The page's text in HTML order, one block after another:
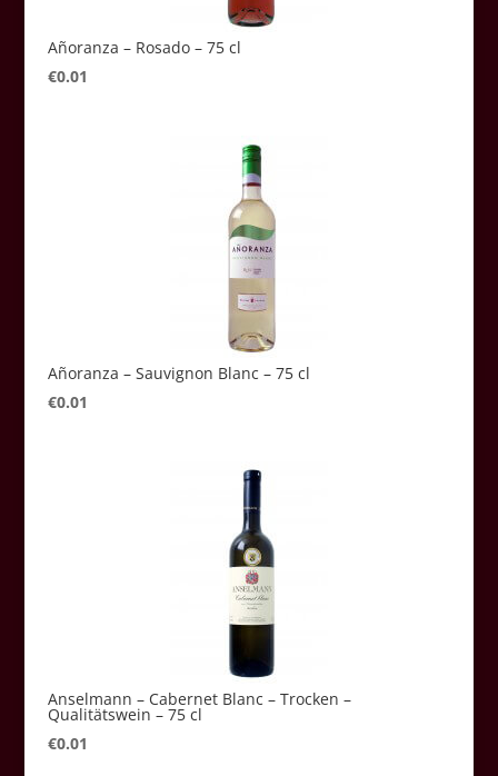
Añoranza – Rosado – 75 cl
€0.01
Añoranza – Sauvignon Blanc – 75 cl
€0.01
Anselmann – Cabernet Blanc – Trocken –
Qualitätswein – 75 cl
€0.01